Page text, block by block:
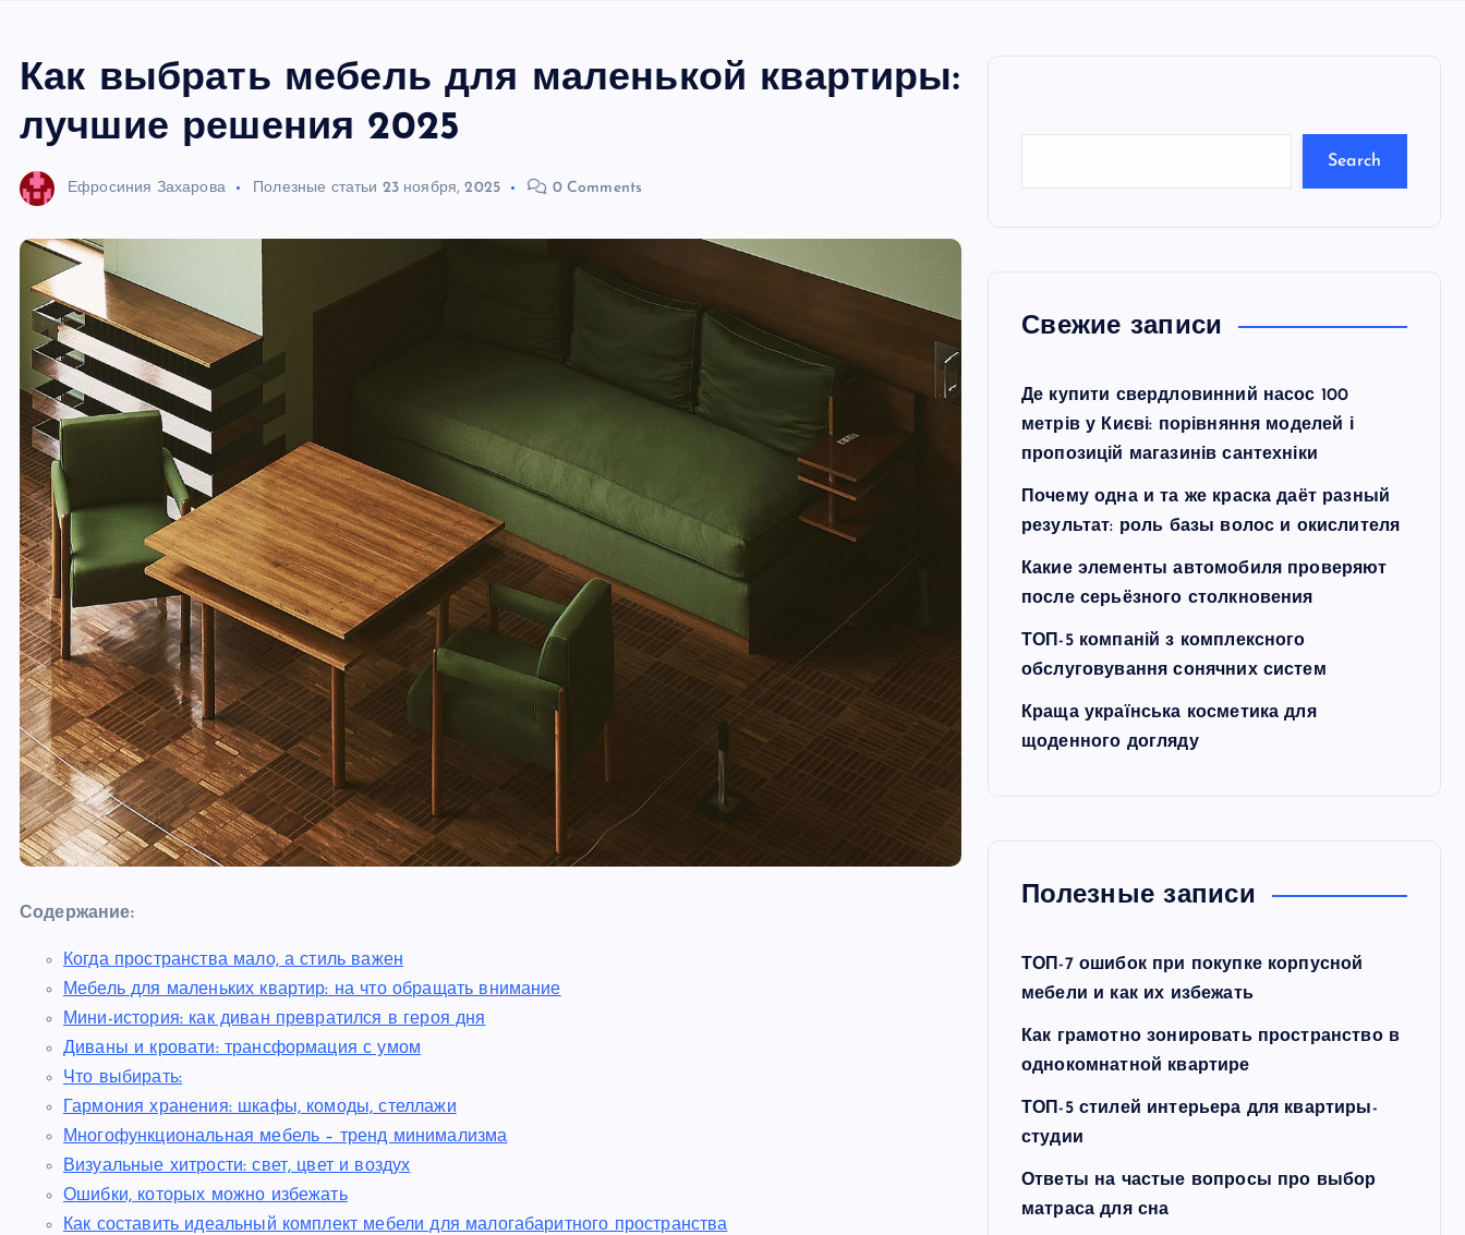
Как выбрать мебель для маленькой квартиры:
лучшие решения 2025
Ефросиния Захарова Полезные статьи 23 ноября, 2025 0 Comments
Содержание:
Когда пространства мало, а стиль важен
Мебель для маленьких квартир: на что обращать внимание
Мини-история: как диван превратился в героя дня
Диваны и кровати: трансформация с умом
Что выбирать:
Гармония хранения: шкафы, комоды, стеллажи
Многофункциональная мебель – тренд минимализма
Визуальные хитрости: свет, цвет и воздух
Ошибки, которых можно избежать
Как составить идеальный комплект мебели для малогабаритного пространства
Search
Свежие записи
Де купити свердловинний насос 100
метрів у Києві: порівняння моделей і
пропозицій магазинів сантехніки
Почему одна и та же краска даёт разный
результат: роль базы волос и окислителя
Какие элементы автомобиля проверяют
после серьёзного столкновения
ТОП-5 компаній з комплексного
обслуговування сонячних систем
Краща українська косметика для
щоденного догляду
Полезные записи
ТОП-7 ошибок при покупке корпусной
мебели и как их избежать
Как грамотно зонировать пространство в
однокомнатной квартире
ТОП-5 стилей интерьера для квартиры-
студии
Ответы на частые вопросы про выбор
матраса для сна